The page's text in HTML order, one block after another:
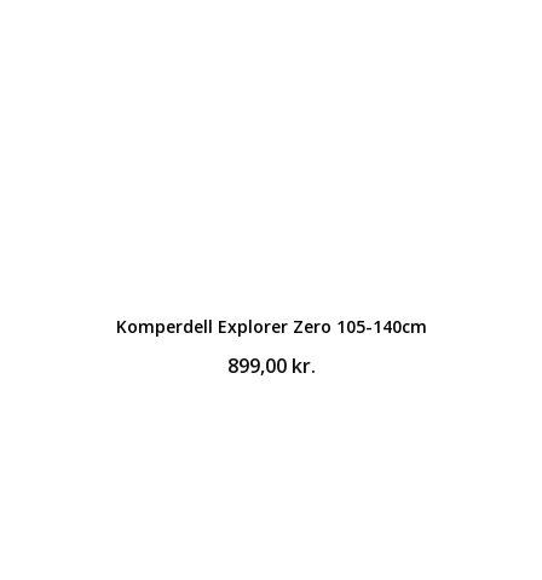
Komperdell Explorer Zero 105-140cm
899,00 kr.